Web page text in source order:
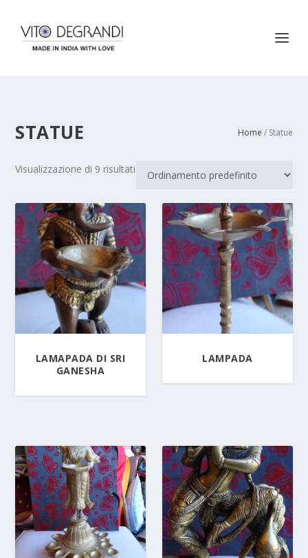
STATUE Home / Statue
Visualizzazione di 9 risultati
LAMAPADA DI SRI
GANESHA
LAMPADA